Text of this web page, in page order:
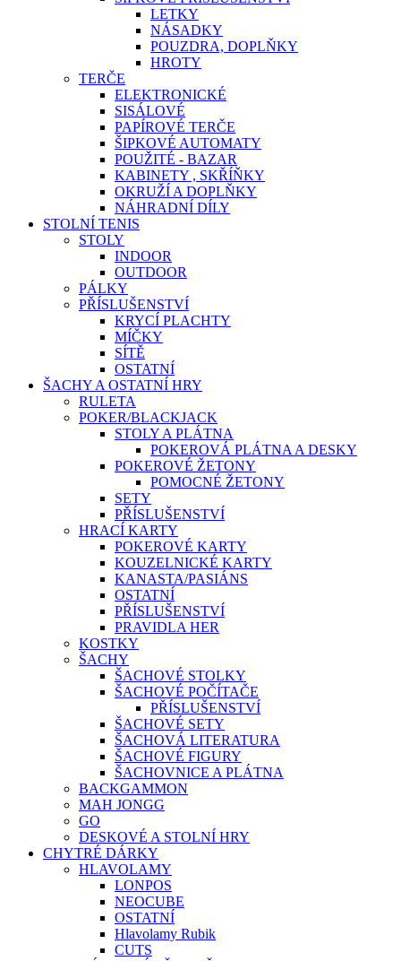
LETKY
NÁSADKY
POUZDRA, DOPLŇKY
HROTY
TERČE
ELEKTRONICKÉ
SISÁLOVÉ
PAPÍROVÉ TERČE
ŠIPKOVÉ AUTOMATY
POUŽITÉ - BAZAR
KABINETY , SKŘÍŇKY
OKRUŽÍ A DOPLŇKY
NÁHRADNÍ DÍLY
STOLNÍ TENIS
STOLY
INDOOR
OUTDOOR
PÁLKY
PŘÍSLUŠENSTVÍ
KRYCÍ PLACHTY
MÍČKY
SÍTĚ
OSTATNÍ
ŠACHY A OSTATNÍ HRY
RULETA
POKER/BLACKJACK
STOLY A PLÁTNA
POKEROVÁ PLÁTNA A DESKY
POKEROVÉ ŽETONY
POMOCNÉ ŽETONY
SETY
PŘÍSLUŠENSTVÍ
HRACÍ KARTY
POKEROVÉ KARTY
KOUZELNICKÉ KARTY
KANASTA/PASIÁNS
OSTATNÍ
PŘÍSLUŠENSTVÍ
PRAVIDLA HER
KOSTKY
ŠACHY
ŠACHOVÉ STOLKY
ŠACHOVÉ POČÍTAČE
PŘÍSLUŠENSTVÍ
ŠACHOVÉ SETY
ŠACHOVÁ LITERATURA
ŠACHOVÉ FIGURY
ŠACHOVNICE A PLÁTNA
BACKGAMMON
MAH JONGG
GO
DESKOVÉ A STOLNÍ HRY
CHYTRÉ DÁRKY
HLAVOLAMY
LONPOS
NEOCUBE
OSTATNÍ
Hlavolamy Rubik
CUTS